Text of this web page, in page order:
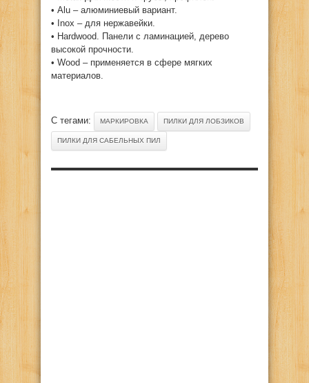
• Alu – алюминиевый вариант.
• Inox – для нержавейки.
• Hardwood. Панели с ламинацией, дерево
высокой прочности.
• Wood – применяется в сфере мягких
материалов.
С тегами: МАРКИРОВКА ПИЛКИ ДЛЯ ЛОБЗИКОВ
ПИЛКИ ДЛЯ САБЕЛЬНЫХ ПИЛ